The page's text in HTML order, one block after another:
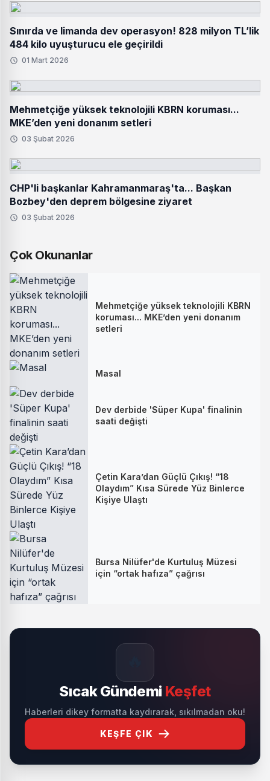
Sınırda ve limanda dev operasyon! 828 milyon TL’lik
484 kilo uyuşturucu ele geçirildi
01 Mart 2026
Mehmetçiğe yüksek teknolojili KBRN koruması...
MKE’den yeni donanım setleri
03 Şubat 2026
CHP'li başkanlar Kahramanmaraş'ta... Başkan
Bozbey'den deprem bölgesine ziyaret
03 Şubat 2026
Çok Okunanlar
Mehmetçiğe yüksek teknolojili KBRN
koruması... MKE’den yeni donanım
setleri
Masal
Dev derbide 'Süper Kupa' finalinin
saati değişti
Çetin Kara’dan Güçlü Çıkış! “18
Olaydım” Kısa Sürede Yüz Binlerce
Kişiye Ulaştı
Bursa Nilüfer'de Kurtuluş Müzesi
için “ortak hafıza” çağrısı
Sıcak Gündemi Keşfet
Haberleri dikey formatta kaydırarak, sıkılmadan oku!
KEŞFE ÇIK